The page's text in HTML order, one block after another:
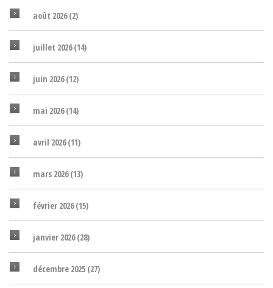
août 2026(2)
juillet 2026(14)
juin 2026(12)
mai 2026(14)
avril 2026(11)
mars 2026(13)
février 2026(15)
janvier 2026(28)
décembre 2025 (27)